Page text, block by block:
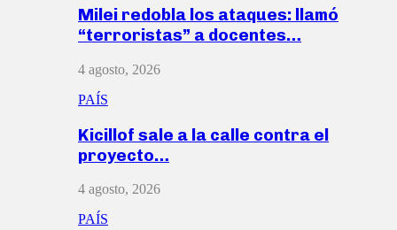
Milei redobla los ataques: llamó
“terroristas” a docentes…
4 agosto, 2026
PAÍS
Kicillof sale a la calle contra el
proyecto…
4 agosto, 2026
PAÍS